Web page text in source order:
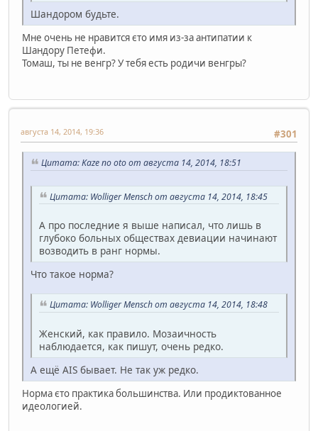
Шандором будьте.
Мне очень не нравится єто имя из-за антипатии к
Шандору Петефи.
Томаш, ты не венгр? У тебя есть родичи венгры?
#301
августа 14, 2014, 19:36
Цитата: Kaze no oto от августа 14, 2014, 18:51
Цитата: Wolliger Mensch от августа 14, 2014, 18:45
А про последние я выше написал, что лишь в
глубоко больных обществах девиации начинают
возводить в ранг нормы.
Что такое норма?
Цитата: Wolliger Mensch от августа 14, 2014, 18:48
Женский, как правило. Мозаичность
наблюдается, как пишут, очень редко.
А ещё AIS бывает. Не так уж редко.
Норма єто практика большинства. Или продиктованное
идеологией.